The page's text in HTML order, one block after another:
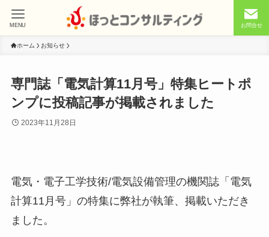
お問合せ
MENU
ホーム お知らせ
専門誌「電気計算11月号」特集ヒートポ
ンプに投稿記事が掲載されました
2023年11月28日
電気・電子工学技術/電気設備管理の機関誌「電気
計算11月号」の特集に弊社が執筆、掲載いただき
ました。